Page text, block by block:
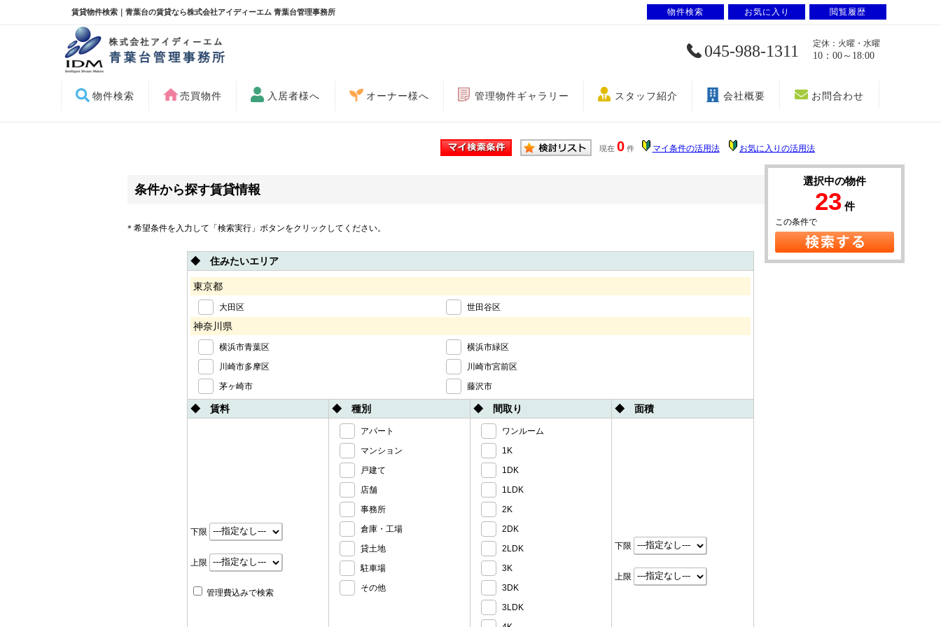
賃貸物件検索｜青葉台の賃貸なら株式会社アイディーエム 青葉台管理事務所
045-988-1311 定休：火曜・水曜
10：00～18:00
物件検索 売買物件 入居者様へ オーナー様へ 管理物件ギャラリー スタッフ紹介 会社概要 お問合わせ
現在 0 件 マイ条件の活用法 お気に入りの活用法
条件から探す賃貸情報
＊希望条件を入力して「検索実行」ボタンをクリックしてください。
◆ 住みたいエリア
東京都
大田区 世田谷区
神奈川県
横浜市青葉区
横浜市緑区
川崎市多摩区
川崎市宮前区
茅ヶ崎市
藤沢市
◆ 賃料 ◆ 種別 ◆ 間取り ◆ 面積
下限
上限
管理費込みで検索
アパート
マンション
戸建て
店舗
事務所
倉庫・工場
貸土地
駐車場
その他
ワンルーム
1K
1DK
1LDK
2K
2DK
2LDK
3K
3DK
3LDK
下限
上限
選択中の物件
23件
この条件で
物件検索 お気に入り 閲覧履歴